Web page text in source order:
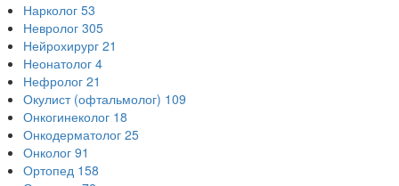
Нарколог 53
Невролог 305
Нейрохирург 21
Неонатолог 4
Нефролог 21
Окулист (офтальмолог) 109
Онкогинеколог 18
Онкодерматолог 25
Онколог 91
Ортопед 158